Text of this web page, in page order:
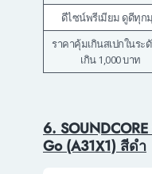
ดีไซน์พรีเมียม ดูดีทุก
ราคาคุ้มเกินสเปกในระ
เกิน 1,000 บาท
6.
Go (A31X1) สีดำ